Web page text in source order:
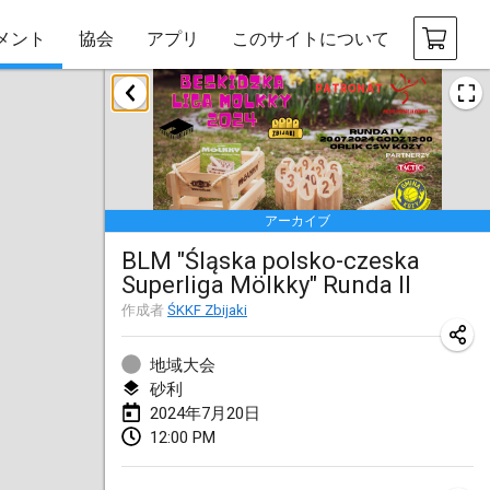
ント 協会 アプリ このサイトについて
アーカイブ
BLM "Śląska polsko-czeska
Superliga Mölkky" Runda II
作成者 ŚKKF Zbijaki
地域大会
砂利
2024年7月20日
12:00 PM
2024年1月
Deutsche Mölkky Meisterschaft - INDOOR / OPEN
2024年1月20日|ドイツ
Indoor Polish Open 2024 - Singles
2024年1月20日|ポーランド
Open de Boulay Triplette
2024年1月20日|フランス
Tournoi Mixte ASPTTOM
2024年1月20日
Indoor Polish Open 2024 - Doubles